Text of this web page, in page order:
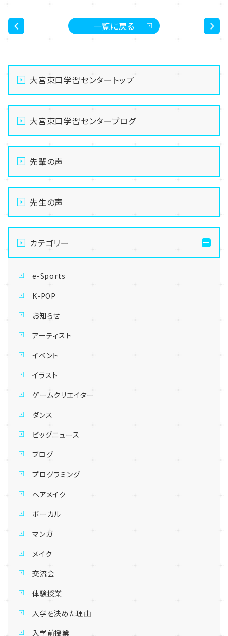
一覧に戻る
大宮東口学習センタートップ
大宮東口学習センターブログ
先輩の声
先生の声
カテゴリー
e-Sports
K-POP
お知らせ
アーティスト
イベント
イラスト
ゲームクリエイター
ダンス
ビッグニュース
ブログ
プログラミング
ヘアメイク
ボーカル
マンガ
メイク
交流会
体験授業
入学を決めた理由
入学前授業